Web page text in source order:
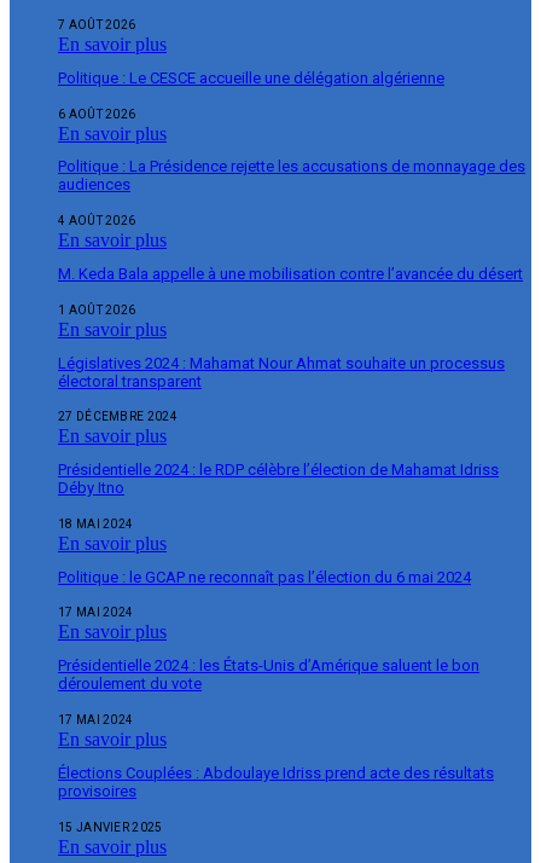
7 AOÛT 2026
En savoir plus
Politique : Le CESCE accueille une délégation algérienne
6 AOÛT 2026
En savoir plus
Politique : La Présidence rejette les accusations de monnayage des
audiences
4 AOÛT 2026
En savoir plus
M. Keda Bala appelle à une mobilisation contre l’avancée du désert
1 AOÛT 2026
En savoir plus
Législatives 2024 : Mahamat Nour Ahmat souhaite un processus
électoral transparent
27 DÉCEMBRE 2024
En savoir plus
Présidentielle 2024 : le RDP célèbre l’élection de Mahamat Idriss
Déby Itno
18 MAI 2024
En savoir plus
Politique : le GCAP ne reconnaît pas l’élection du 6 mai 2024
17 MAI 2024
En savoir plus
Présidentielle 2024 : les États-Unis d’Amérique saluent le bon
déroulement du vote
17 MAI 2024
En savoir plus
Élections Couplées : Abdoulaye Idriss prend acte des résultats
provisoires
15 JANVIER 2025
En savoir plus